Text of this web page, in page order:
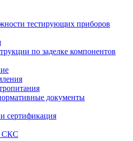
тестирующих приборов
по заделке компонентов
документы
сертификация
СКС